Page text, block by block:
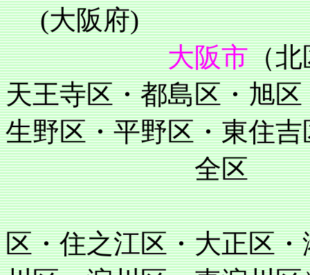
(大阪府)
大阪市（北
天王寺区・都島区・旭
生野区・平野区・東住吉
全区
住吉区・阿
区・住之江区・大正区